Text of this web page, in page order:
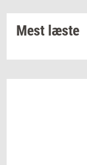
Mest læste